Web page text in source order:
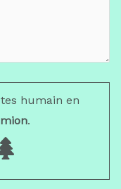
humain en
.